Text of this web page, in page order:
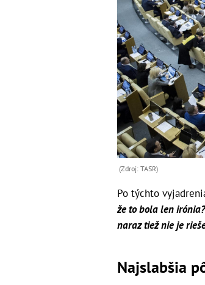
(Zdroj: TASR)
Po týchto
že to bola len
naraz tiež nie je
Najslabšia